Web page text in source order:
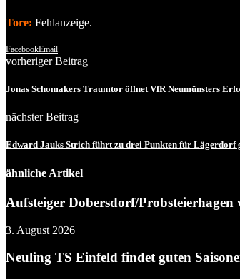
Tore: Fehlanzeige.
FacebookEmail
vorheriger Beitrag
Jonas Schomakers Traumtor öffnet VfR Neumünsters
nächster Beitrag
Edward Jauks Strich führt zu drei Punkten für Lägerdorf
ähnliche Artikel
Aufsteiger Dobersdorf/
3. August 2026
Neuling TS Einfeld findet guten